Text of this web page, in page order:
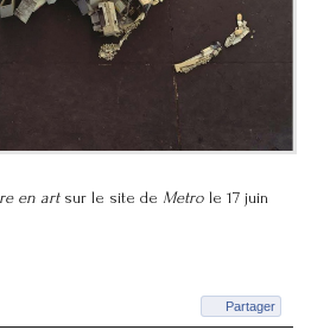
en artsur le site de Metro le 17 juin
Partager